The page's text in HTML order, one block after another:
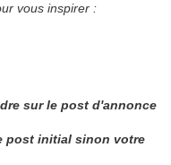
vous inspirer :
sur le post d'annonce
post initial sinon votre